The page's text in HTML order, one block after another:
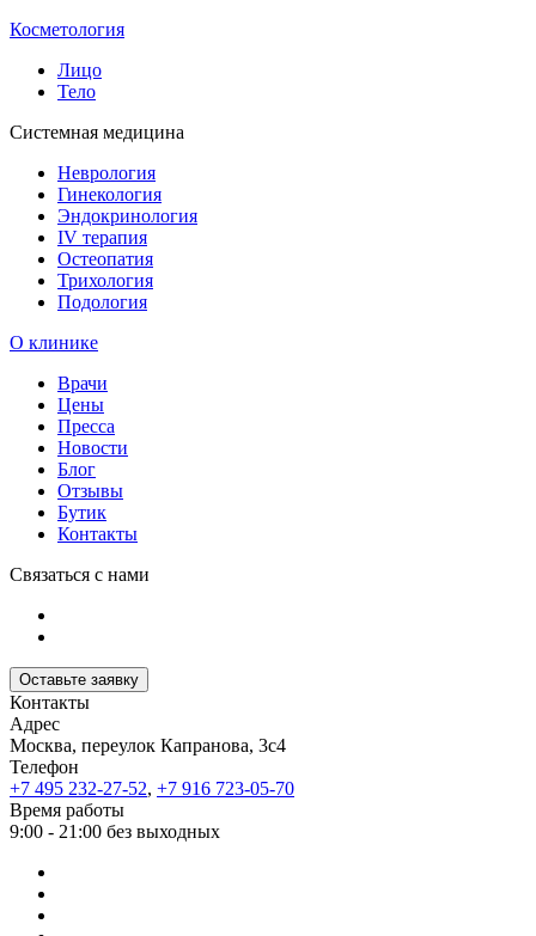
Косметология
Лицо
Тело
Системная медицина
Неврология
Гинекология
Эндокринология
IV терапия
Остеопатия
Трихология
Подология
О клинике
Врачи
Цены
Пресса
Новости
Блог
Отзывы
Бутик
Контакты
Связаться с нами
Оставьте заявку
Контакты
Адрес
Москва, переулок Капранова, 3с4
Телефон
+7 495 232-27-52, +7 916 723-05-70
Время работы
9:00 - 21:00 без выходных